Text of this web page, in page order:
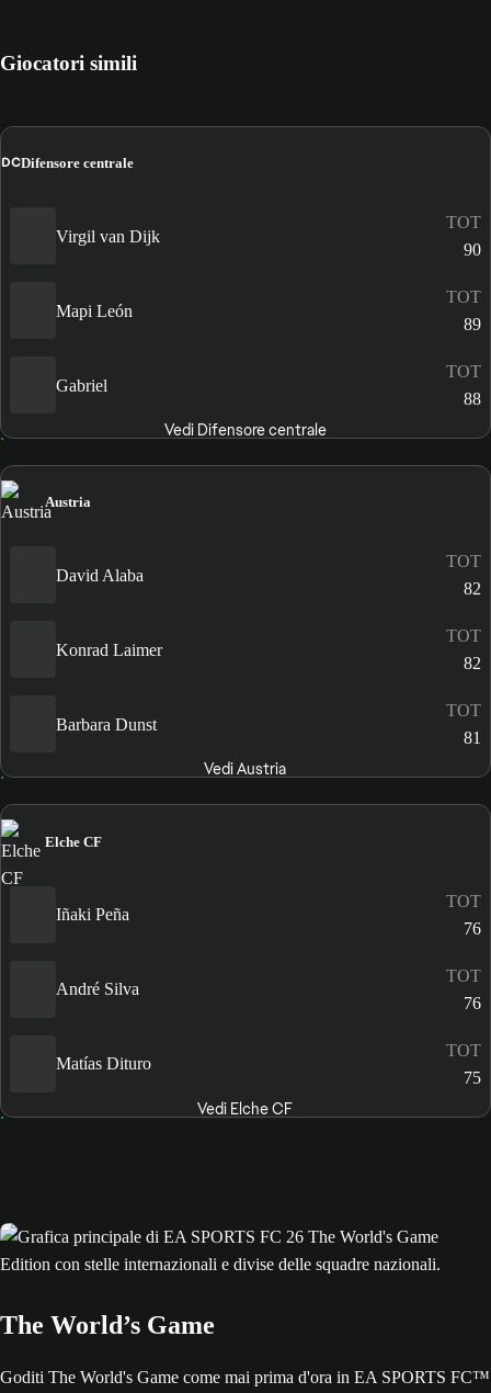
Giocatori simili
DCDifensore centrale
Virgil van Dijk
TOT
90
Mapi León
TOT
89
Gabriel
TOT
88
Vedi Difensore centrale
Austria
David Alaba
TOT
82
Konrad Laimer
TOT
82
Barbara Dunst
TOT
81
Vedi Austria
Elche CF
Iñaki Peña
TOT
76
André Silva
TOT
76
Matías Dituro
TOT
75
Vedi Elche CF
The World’s Game
Goditi The World's Game come mai prima d'ora in EA SPORTS FC™